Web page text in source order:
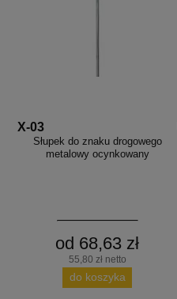
X-03
Słupek do znaku drogowego
metalowy ocynkowany
od 68,63 zł
55,80 zł netto
do koszyka